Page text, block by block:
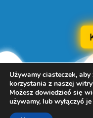
© 2024
Używamy ciasteczek,
korzystania z naszej
Możesz dowiedzieć się
używamy, lub wyłączyć